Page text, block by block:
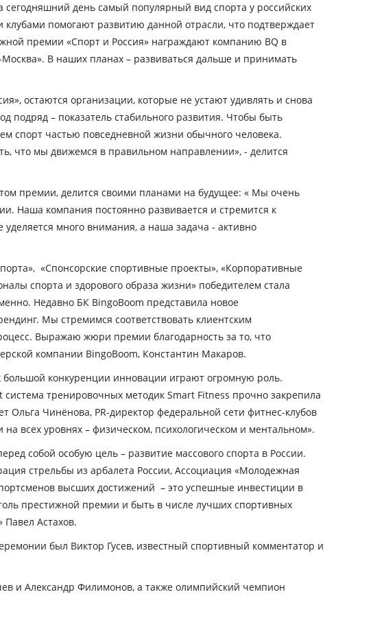
день самый популярный вид спорта у российских
клубами помогают развитию данной отрасли, что подтверждает
премии «Спорт и Россия» награждают компанию BQ в
В наших планах – развиваться дальше и принимать
остаются организации, которые не устают удивлять и снова
подряд – показатель стабильного развития. Чтобы быть
спорт частью повседневной жизни обычного человека.
что мы движемся в правильном направлении»,- делится
премии, делится своими планами на будущее: « Мы очень
Наша компания постоянно развивается и стремится к
много внимания, а наша задача - активно
«Спонсорские спортивные проекты», «Корпоративные
спорта и здорового образа жизни» победителем стала
Недавно БК BingoBoom представила новое
Мы стремимся соответствовать клиентским
Выражаю жюри премии благодарность за то, что
компании BingoBoom, Константин Макаров.
большой конкуренции инновации играют огромную роль.
тренировочных методик Smart Fitness прочно закрепила
Ольга Чинёнова, PR-директор федеральной сети фитнес-клубов
всех уровнях – физическом, психологическом и ментальном».
собой особую цель – развитие массового спорта в России.
стрельбы из арбалета России, Ассоциация «Молодежная
высших достижений – это успешные инвестиции в
престижной премии и быть в числе лучших спортивных
Павел Астахов.
был Виктор Гусев, известный спортивный комментатор и
и Александр Филимонов, а также олимпийский чемпион